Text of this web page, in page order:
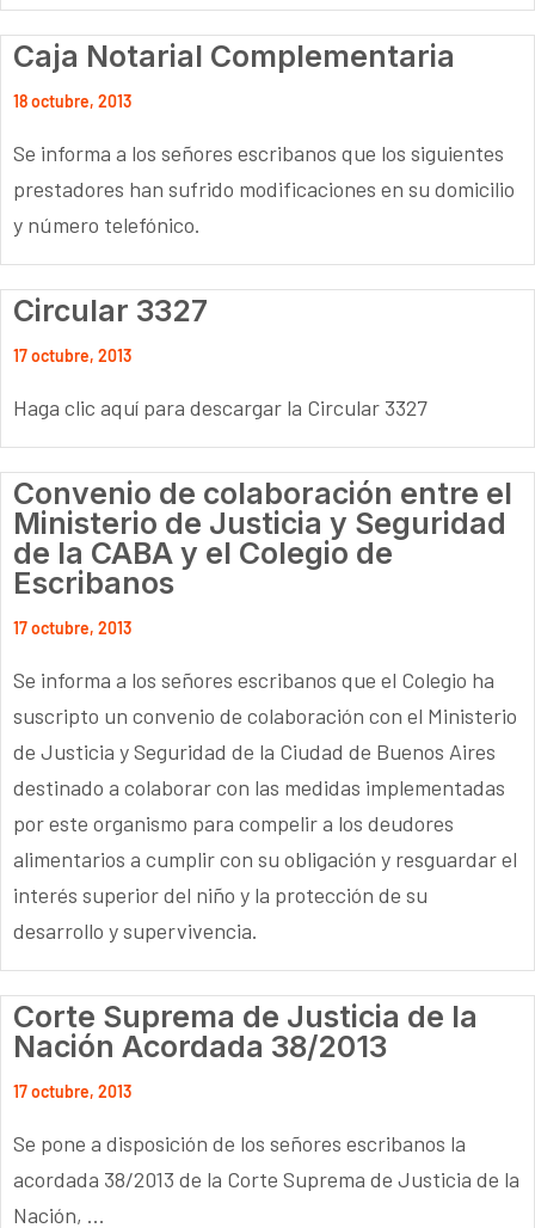
Caja Notarial Complementaria
18 octubre, 2013
Se informa a los señores escribanos que los siguientes
prestadores han sufrido modificaciones en su domicilio
y número telefónico.
Circular 3327
17 octubre, 2013
Haga clic aquí para descargar la Circular 3327
Convenio de colaboración entre el
Ministerio de Justicia y Seguridad
de la CABA y el Colegio de
Escribanos
17 octubre, 2013
Se informa a los señores escribanos que el Colegio ha
suscripto un convenio de colaboración con el Ministerio
de Justicia y Seguridad de la Ciudad de Buenos Aires
destinado a colaborar con las medidas implementadas
por este organismo para compelir a los deudores
alimentarios a cumplir con su obligación y resguardar el
interés superior del niño y la protección de su
desarrollo y supervivencia.
Corte Suprema de Justicia de la
Nación Acordada 38/2013
17 octubre, 2013
Se pone a disposición de los señores escribanos la
acordada 38/2013 de la Corte Suprema de Justicia de la
Nación, ...